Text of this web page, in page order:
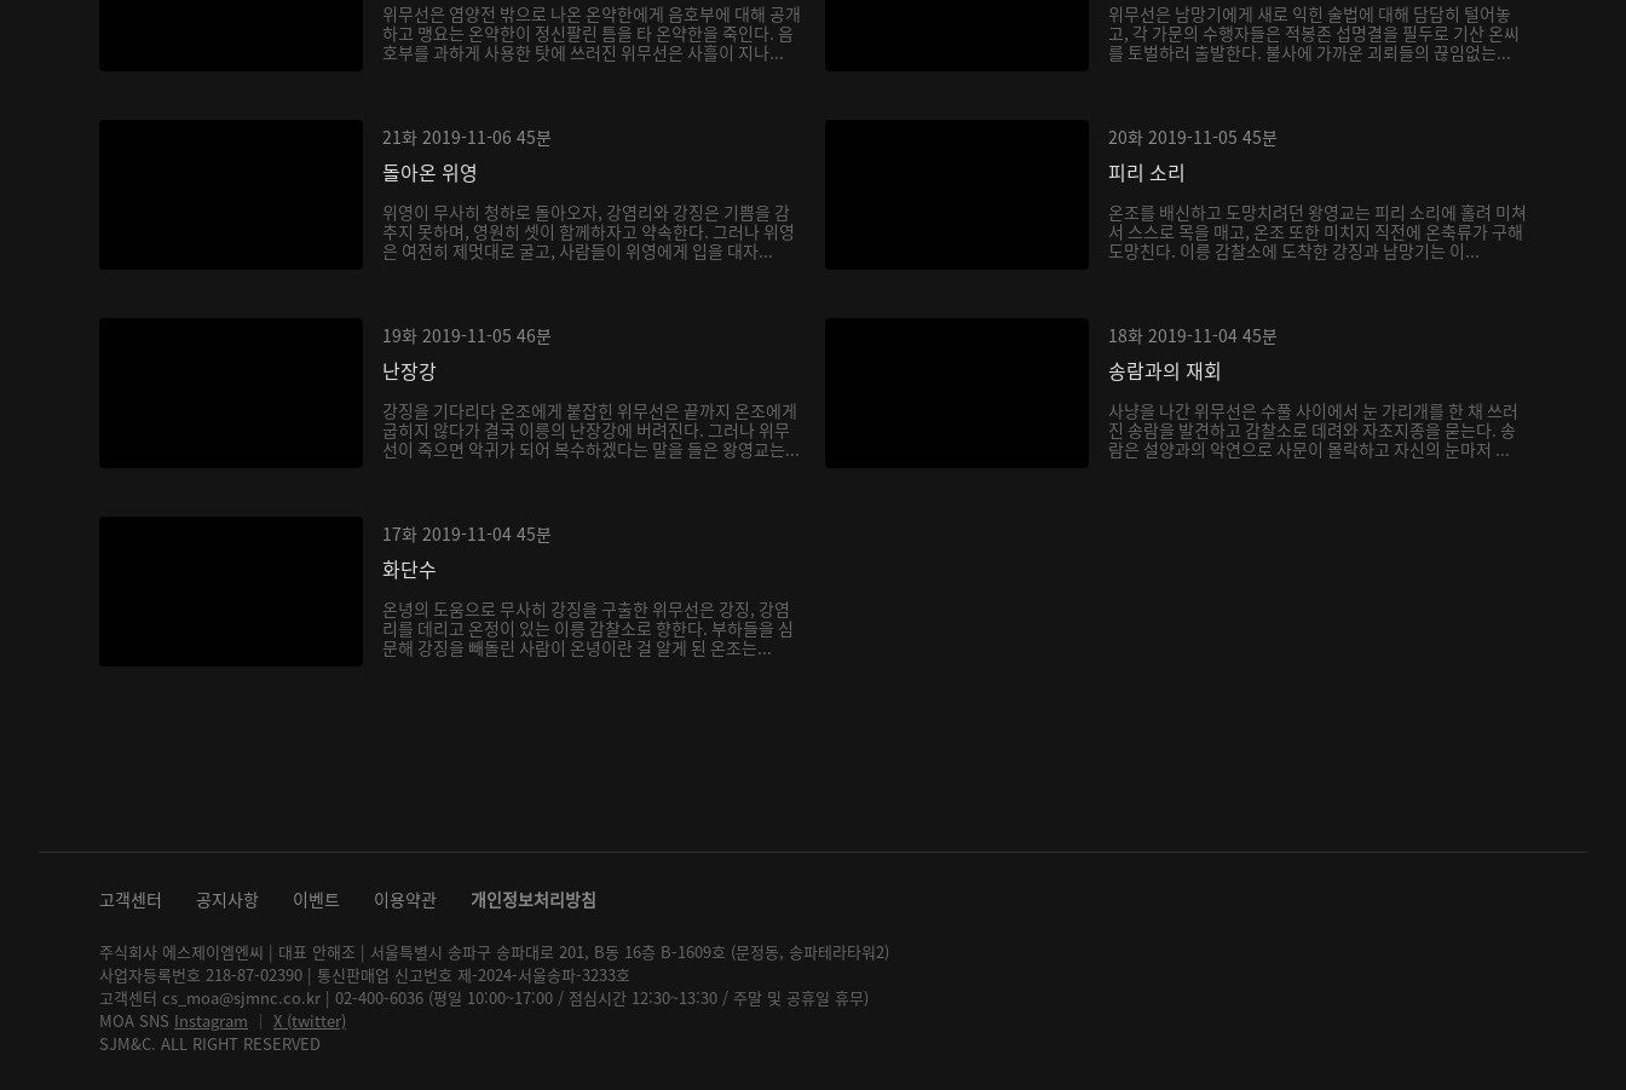
위무선은 염양전 밖으로 나온 온약한에게 음호부에 대해 공개
하고 맹요는 온약한이 정신팔린 틈을 타 온약한을 죽인다. 음
호부를 과하게 사용한 탓에 쓰러진 위무선은 사흘이 지나...
위무선은 남망기에게 새로 익힌 술법에 대해 담담히 털어놓
고, 각 가문의 수행자들은 적봉존 섭명결을 필두로 기산 온씨
를 토벌하러 출발한다. 불사에 가까운 괴뢰들의 끊임없는...
21화 2019-11-06 45분
돌아온 위영
위영이 무사히 청하로 돌아오자, 강염리와 강징은 기쁨을 감
추지 못하며, 영원히 셋이 함께하자고 약속한다. 그러나 위영
은 여전히 제멋대로 굴고, 사람들이 위영에게 입을 대자...
20화 2019-11-05 45분
피리 소리
온조를 배신하고 도망치려던 왕영교는 피리 소리에 홀려 미쳐
서 스스로 목을 매고, 온조 또한 미치지 직전에 온축류가 구해
도망친다. 이릉 감찰소에 도착한 강징과 남망기는 이...
19화 2019-11-05 46분
난장강
강징을 기다리다 온조에게 붙잡힌 위무선은 끝까지 온조에게
굽히지 않다가 결국 이릉의 난장강에 버려진다. 그러나 위무
선이 죽으면 악귀가 되어 복수하겠다는 말을 들은 왕영교는...
18화 2019-11-04 45분
송람과의 재회
사냥을 나간 위무선은 수풀 사이에서 눈 가리개를 한 채 쓰러
진 송람을 발견하고 감찰소로 데려와 자초지종을 묻는다. 송
람은 설양과의 악연으로 사문이 몰락하고 자신의 눈마저 ...
17화 2019-11-04 45분
화단수
온녕의 도움으로 무사히 강징을 구출한 위무선은 강징, 강염
리를 데리고 온정이 있는 이릉 감찰소로 향한다. 부하들을 심
문해 강징을 빼돌린 사람이 온녕이란 걸 알게 된 온조는...
고객센터 공지사항 이벤트 이용약관 개인정보처리방침
주식회사 에스제이엠엔씨 | 대표 안해조 | 서울특별시 송파구 송파대로 201, B동 16층 B-1609호 (문정동, 송파테라타워2)
사업자등록번호 218-87-02390 | 통신판매업 신고번호 제-2024-서울송파-3233호
고객센터 cs_moa@sjmnc.co.kr | 02-400-6036 (평일 10:00~17:00 / 점심시간 12:30~13:30 / 주말 및 공휴일 휴무)
MOA SNS Instagram │ X (twitter)
SJM&C. ALL RIGHT RESERVED